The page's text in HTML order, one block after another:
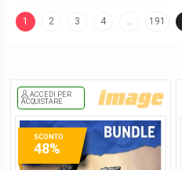
1
2 3 4 … 191
ACCEDI PER
ACQUISTARE
SCONTO
48%